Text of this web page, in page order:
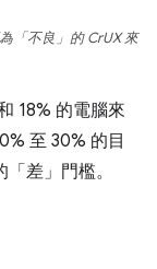
「不良」的 CrUX 來
18% 的電腦來
至 30% 的目
差」門檻。